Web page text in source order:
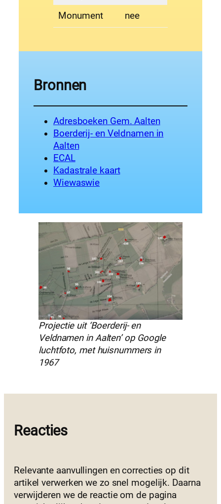
Monument
nee
Bronnen
Adresboeken Gem. Aalten
Boerderij- en Veldnamen in
Aalten
ECAL
Kadastrale kaart
Wiewaswie
Projectie uit ‘Boerderij- en
Veldnamen in Aalten’ op Google
luchtfoto, met huisnummers in
1967
Reacties
Relevante aanvullingen en correcties op dit
artikel verwerken we zo snel mogelijk. Daarna
verwijderen we de reactie om de pagina